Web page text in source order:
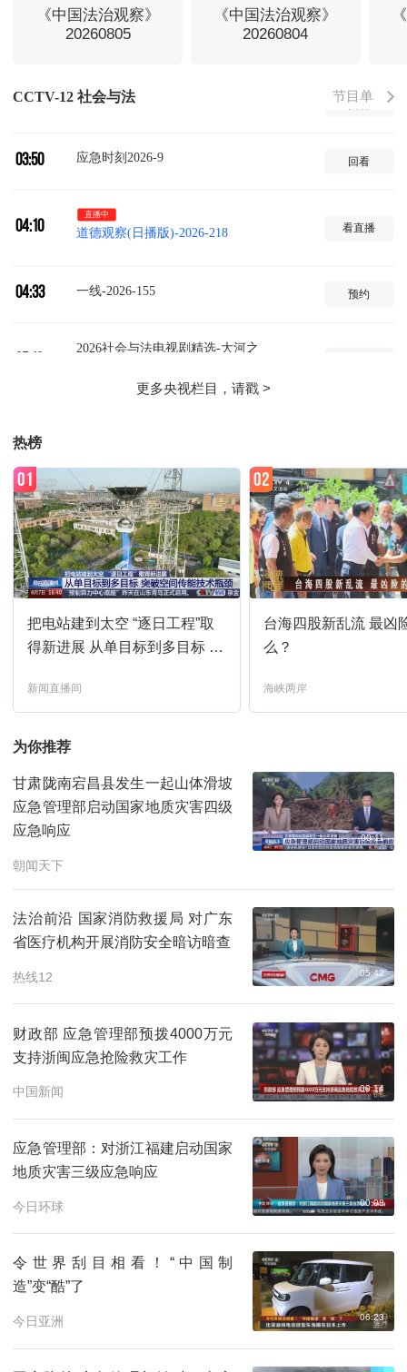
《中国法治观察》
20260805
《中国法治观察》
20260804
CCTV-12 社会与法 节目单
一线-2026-29
03:15 天网-2026-155 回看
03:50 应急时刻2026-9 回看
04:10
直播中
道德观察(日播版)-2026-218 看直播
04:33 一线-2026-155 预约
2026社会与法电视剧精选-大河之
05:59
06:48
2026社会与法电视剧精选-大河之
水-32/36
预约
07:40 剧懂人心-2026-121 预约
08:13 普法剧场2026-217
09:01 天网-2026-155
09:34
10:25 热线12-2026-156 预约
10:58
11:32 白洋淀1945-1 预约
11:50 预约
热榜
把电站建到太空 “逐日工程”取
得新进展 从单目标到多目标 突
新闻直播间
01
台海四股新乱流 最凶
么？
海峡两岸
02
为你推荐
甘肃陇南宕昌县发生一起山体滑坡
应急管理部启动国家地质灾害四级
应急响应
朝闻天下
00:11
法治前沿 国家消防救援局 对广东
省医疗机构开展消防安全暗访暗查
热线12 05:42
财政部 应急管理部预拨4000万元
支持浙闽应急抢险救灾工作
中国新闻 00:14
应急管理部：对浙江福建启动国家
地质灾害三级应急响应
今日环球 00:08
令世界刮目相看！“中国制
造”变“酷”了
今日亚洲 06:23